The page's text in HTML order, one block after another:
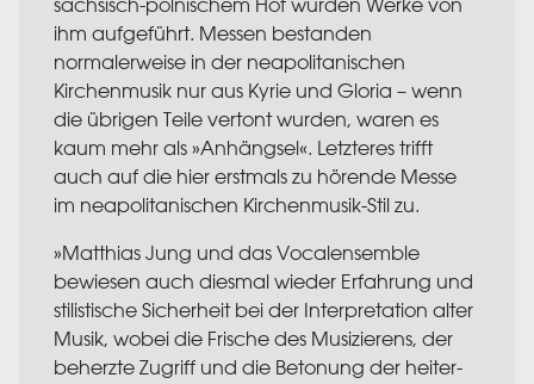
sächsisch-polnischem Hof wurden Werke von
ihm aufgeführt. Messen bestanden
normalerweise in der neapolitanischen
Kirchenmusik nur aus Kyrie und Gloria – wenn
die übrigen Teile vertont wurden, waren es
kaum mehr als »Anhängsel«. Letzteres trifft
auch auf die hier erstmals zu hörende Messe
im neapolitanischen Kirchenmusik-Stil zu.
»Matthias Jung und das Vocalensemble
bewiesen auch diesmal wieder Erfahrung und
stilistische Sicherheit bei der Interpretation alter
Musik, wobei die Frische des Musizierens, der
beherzte Zugriff und die Betonung der heiter-